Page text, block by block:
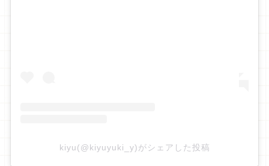
kiyu(@kiyuyuki_y)がシェアした投稿